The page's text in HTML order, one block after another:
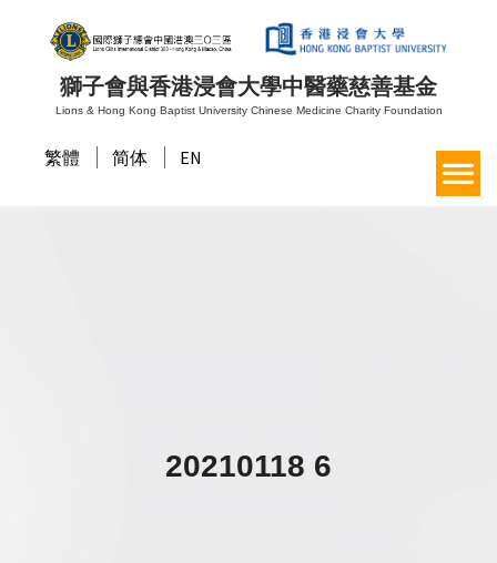
獅子會與香港浸會大學中醫藥慈善基金
Lions & Hong Kong Baptist University Chinese Medicine Charity Foundation
繁體 简体 EN
20210118 6